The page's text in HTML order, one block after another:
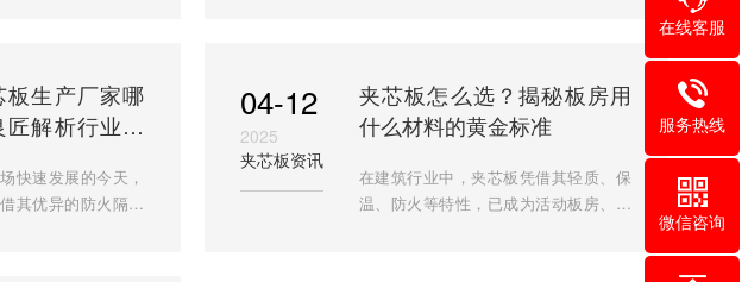
生产厂家哪
解析行业标
快速发展的今天，
其优异的防火隔热
04-12
2025
夹芯板资讯
夹芯板怎么选？揭秘板房用
什么材料的黄金标准
在建筑行业中，夹芯板凭借其轻质、保
温、防火等特性，已成为活动板房、厂
在线客服
服务热线
微信咨询